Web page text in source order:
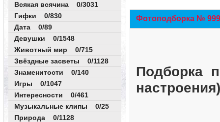
Всякая всячина 0/3031
Гифки 0/830
Дата 0/89
Девушки 0/1548
Животный мир 0/715
Звёздные засветы 0/1128
Знаменитости 0/140
Игры 0/1047
Интересности 0/461
Музыкальные клипы 0/25
Природа 0/1128
Фотоподборка №
Подборка